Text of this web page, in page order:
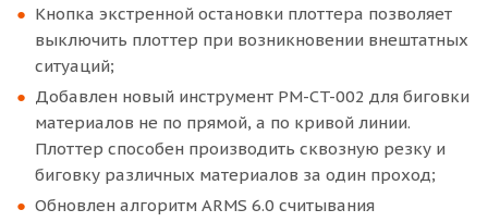
Кнопка экстренной остановки плоттера позволяет
выключить плоттер при возникновении внештатных
ситуаций;
Добавлен новый инструмент PM-CT-002 для биговки
материалов не по прямой, а по кривой линии.
Плоттер способен производить сквозную резку и
биговку различных материалов за один проход;
Обновлен алгоритм ARMS 6.0 считывания